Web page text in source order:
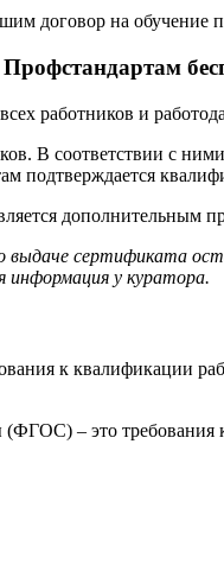
договор на
работников и
В соответствии с
подтверждается
дополнительным
выдаче сертификата
информация у куратора.
к квалификации
– это